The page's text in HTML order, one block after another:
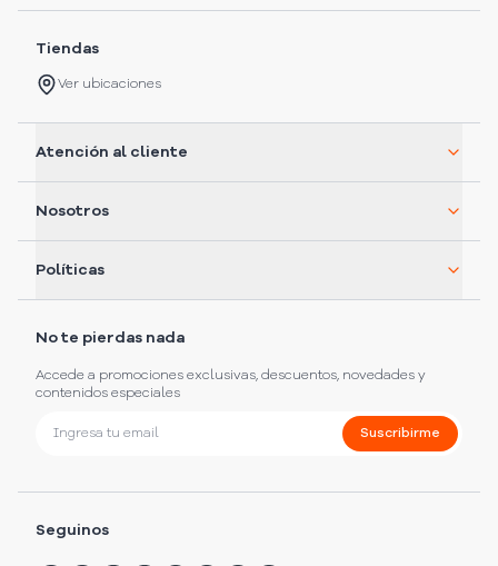
Tiendas
Ver ubicaciones
Atención al cliente
Nosotros
Políticas
No te pierdas nada
Accede a promociones exclusivas, descuentos, novedades y
contenidos especiales
Suscribirme
Seguinos